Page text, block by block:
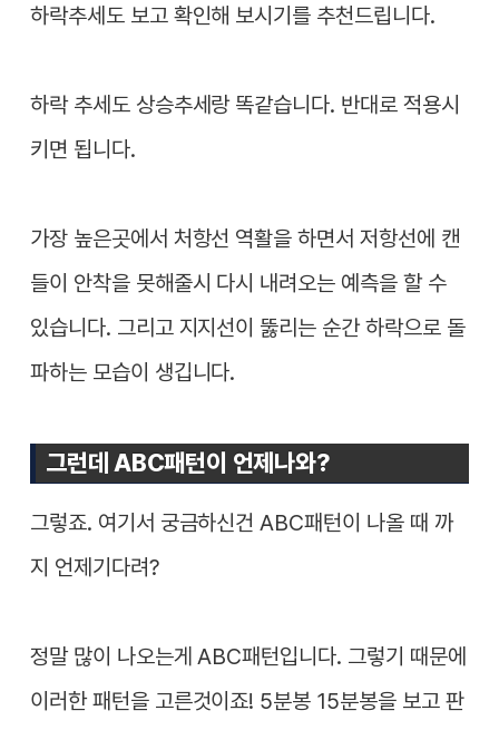
하락추세도 보고 확인해 보시기를 추천드립니다.
하락 추세도 상승추세랑 똑같습니다. 반대로 적용시
키면 됩니다.
가장 높은곳에서 처항선 역활을 하면서 저항선에 캔
들이 안착을 못해줄시 다시 내려오는 예측을 할 수
있습니다. 그리고 지지선이 뚫리는 순간 하락으로 돌
파하는 모습이 생깁니다.
그런데 ABC패턴이 언제나와?
그렇죠. 여기서 궁금하신건 ABC패턴이 나올 때 까
지 언제기다려?
정말 많이 나오는게 ABC패턴입니다. 그렇기 때문에
이러한 패턴을 고른것이죠! 5분봉 15분봉을 보고 판